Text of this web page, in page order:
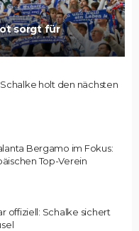
sorgt für
holt den nächsten
Bergamo im Fokus:
Top-Verein
offiziell: Schalke sichert